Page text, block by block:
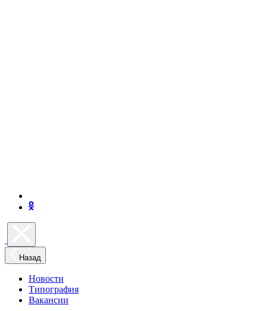
Назад
Новости
Типография
Вакансии